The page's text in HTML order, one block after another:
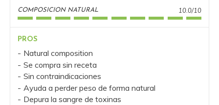
COMPOSICION NATURAL 10.0/10
PROS
Natural composition
Se compra sin receta
Sin contraindicaciones
Ayuda a perder peso de forma natural
Depura la sangre de toxinas